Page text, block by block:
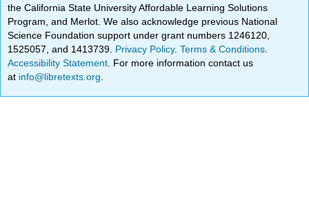
the California State University Affordable Learning Solutions
Program, and Merlot. We also acknowledge previous National
Science Foundation support under grant numbers 1246120,
1525057, and 1413739. Privacy Policy.Terms & Conditions
Accessibility Statement . For more information contact us
at info@libretexts.org